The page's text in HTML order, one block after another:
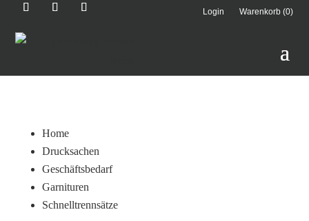
Login Warenkorb (0)
Home
Drucksachen
Geschäftsbedarf
Garnituren
Schnelltrennsätze